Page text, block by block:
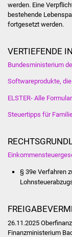
werden. Eine
bestehende
fortgesetzt werden.
VERTIEFENDE
Bundesministerium
Softwareprodukte,
ELSTER- Alle
Steuertipps für
§ 39e Verfahren
26.11.2025
Finanzministerium